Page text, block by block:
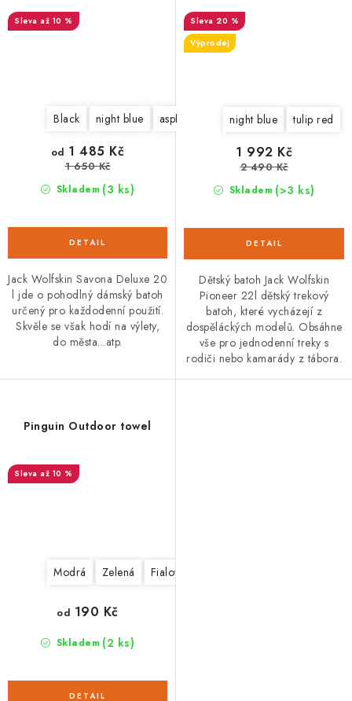
až 10 %
Black night blue asphalt teal grey light blush
Skladem (3 ks)
od 1 485 Kč
1 650 Kč
Jack Wolfskin Savona Deluxe 20
l jde o pohodlný dámský batoh
určený pro každodenní použití.
Skvěle se však hodí na výlety,
do města...atp.
20 %
Výprodej
night blue tulip red
Skladem (>3 ks)
1 992 Kč
2 490 Kč
Dětský batoh Jack Wolfskin
Pioneer 22l dětský trekový
batoh, které vycházejí z
dospěláckých modelů. Obsáhne
vše pro jednodenní treky s
rodiči nebo kamarády z tábora.
Pinguin Outdoor towel
až 10 %
Modrá Zelená Fialová
Skladem (2 ks)
od 190 Kč